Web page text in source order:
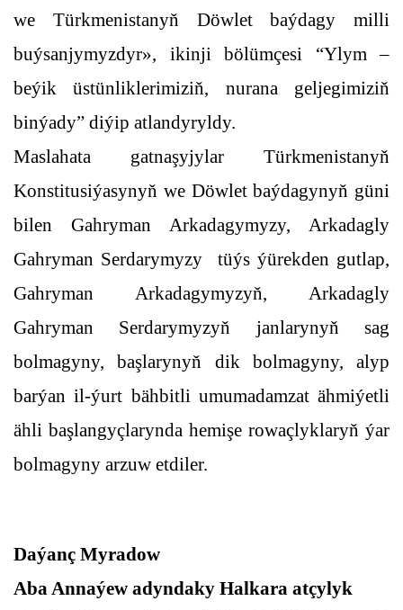
we Türkmenistanyň Döwlet baýdagy milli
buýsanjymyzdyr», ikinji bölümçesi “Ylym –
beýik üstünliklerimiziň, nurana geljegimiziň
binýady” diýip atlandyryldy.
Maslahata gatnaşyjylar Türkmenistanyň
Konstitusiýasynyň we Döwlet baýdagynyň güni
bilen Gahryman Arkadagymyzy, Arkadagly
Gahryman Serdarymyzy tüýs ýürekden gutlap,
Gahryman Arkadagymyzyň, Arkadagly
Gahryman Serdarymyzyň janlarynyň sag
bolmagyny, başlarynyň dik bolmagyny, alyp
barýan il-ýurt bähbitli umumadamzat ähmiýetli
ähli başlangyçlarynda hemişe rowaçlyklaryň ýar
bolmagyny arzuw etdiler.
Daýanç Myradow
Aba Annaýew adyndaky Halkara atçylyk